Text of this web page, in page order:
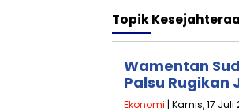
Topik
Wamentan
Palsu Rugikan
Ekonomi | Kamis, 17 Juli